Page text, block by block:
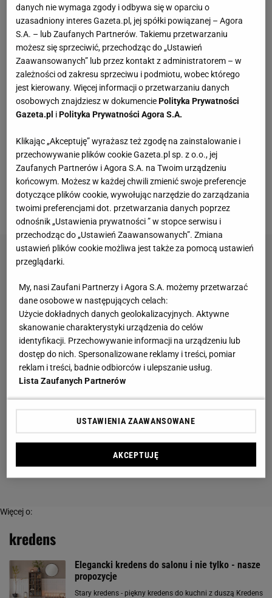
Kompaktowa bieżnia do małego mieszkania.
Ten sprzęt mieści się pod łóżko
Kultowy serial powraca. "Line of Duty - wydział
wewnętrzny" już od czwartku, 6 sierpnia w BBC
First
MATERIAŁ PROMOCYJNY
Vintage gramofony wracają do łask. Polacy na
nowo pokochali vinyle
Kochały je nasze babcie. Garnki żeliwne są
niezastąpione w letniej i jesiennej kuchni
Więcej o:
kredens
Elegancki kredens do salonu i nie tylko - nasze
propozycje
Stary kredens - piękny kredens do kuchni z duszą Kredens
danych nie wymaga zgody i odbywa się w oparciu o
uzasadniony interes Gazeta.pl, jej spółki powiązanej – Agora
S.A. – lub Zaufanych Partnerów. Takiemu przetwarzaniu
możesz się sprzeciwić, przechodząc do „Ustawień
Zaawansowanych” lub przez kontakt z administratorem – w
zależności od zakresu sprzeciwu i podmiotu, wobec którego
jest kierowany. Więcej informacji o przetwarzaniu danych
osobowych znajdziesz w dokumenciePolityka Prywatności
Gazeta.pl iPolityka Prywatności Agora S.A.
Klikając „Akceptuję” wyrażasz też zgodę na zainstalowanie i
przechowywanie plików cookie Gazeta.pl sp. z o.o., jej
Zaufanych Partnerów i Agora S.A. na Twoim urządzeniu
końcowym. Możesz w każdej chwili zmienić swoje preferencje
dotyczące plików cookie, wywołując narzędzie do zarządzania
twoimi preferencjami dot. przetwarzania danych poprzez
odnośnik „Ustawienia prywatności ” w stopce serwisu i
przechodząc do „Ustawień Zaawansowanych”. Zmiana
ustawień plików cookie możliwa jest także za pomocą ustawień
przeglądarki.
My, nasi Zaufani Partnerzy i Agora S.A. możemy przetwarzać
dane osobowe w następujących celach:
Użycie dokładnych danych geolokalizacyjnych. Aktywne
skanowanie charakterystyki urządzenia do celów
identyfikacji. Przechowywanie informacji na urządzeniu lub
dostęp do nich. Spersonalizowane reklamy i treści, pomiar
reklam i treści, badnie odbiorców i ulepszanie usług.
Lista Zaufanych Partnerów
USTAWIENIA ZAAWANSOWANE
AKCEPTUJĘ